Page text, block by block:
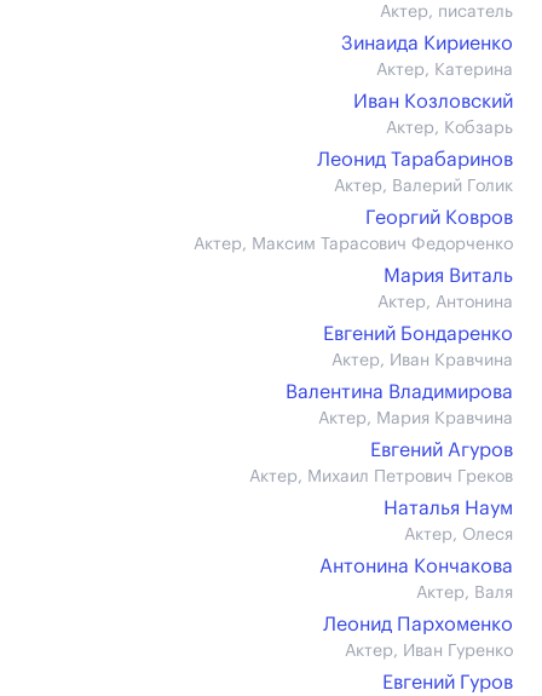
Актер, писатель
Зинаида Кириенко
Актер, Катерина
Иван Козловский
Актер, Кобзарь
Леонид Тарабаринов
Актер, Валерий Голик
Георгий Ковров
Актер, Максим Тарасович Федорченко
Мария Виталь
Актер, Антонина
Евгений Бондаренко
Актер, Иван Кравчина
Валентина Владимирова
Актер, Мария Кравчина
Евгений Агуров
Актер, Михаил Петрович Греков
Наталья Наум
Актер, Олеся
Антонина Кончакова
Актер, Валя
Леонид Пархоменко
Актер, Иван Гуренко
Евгений Гуров